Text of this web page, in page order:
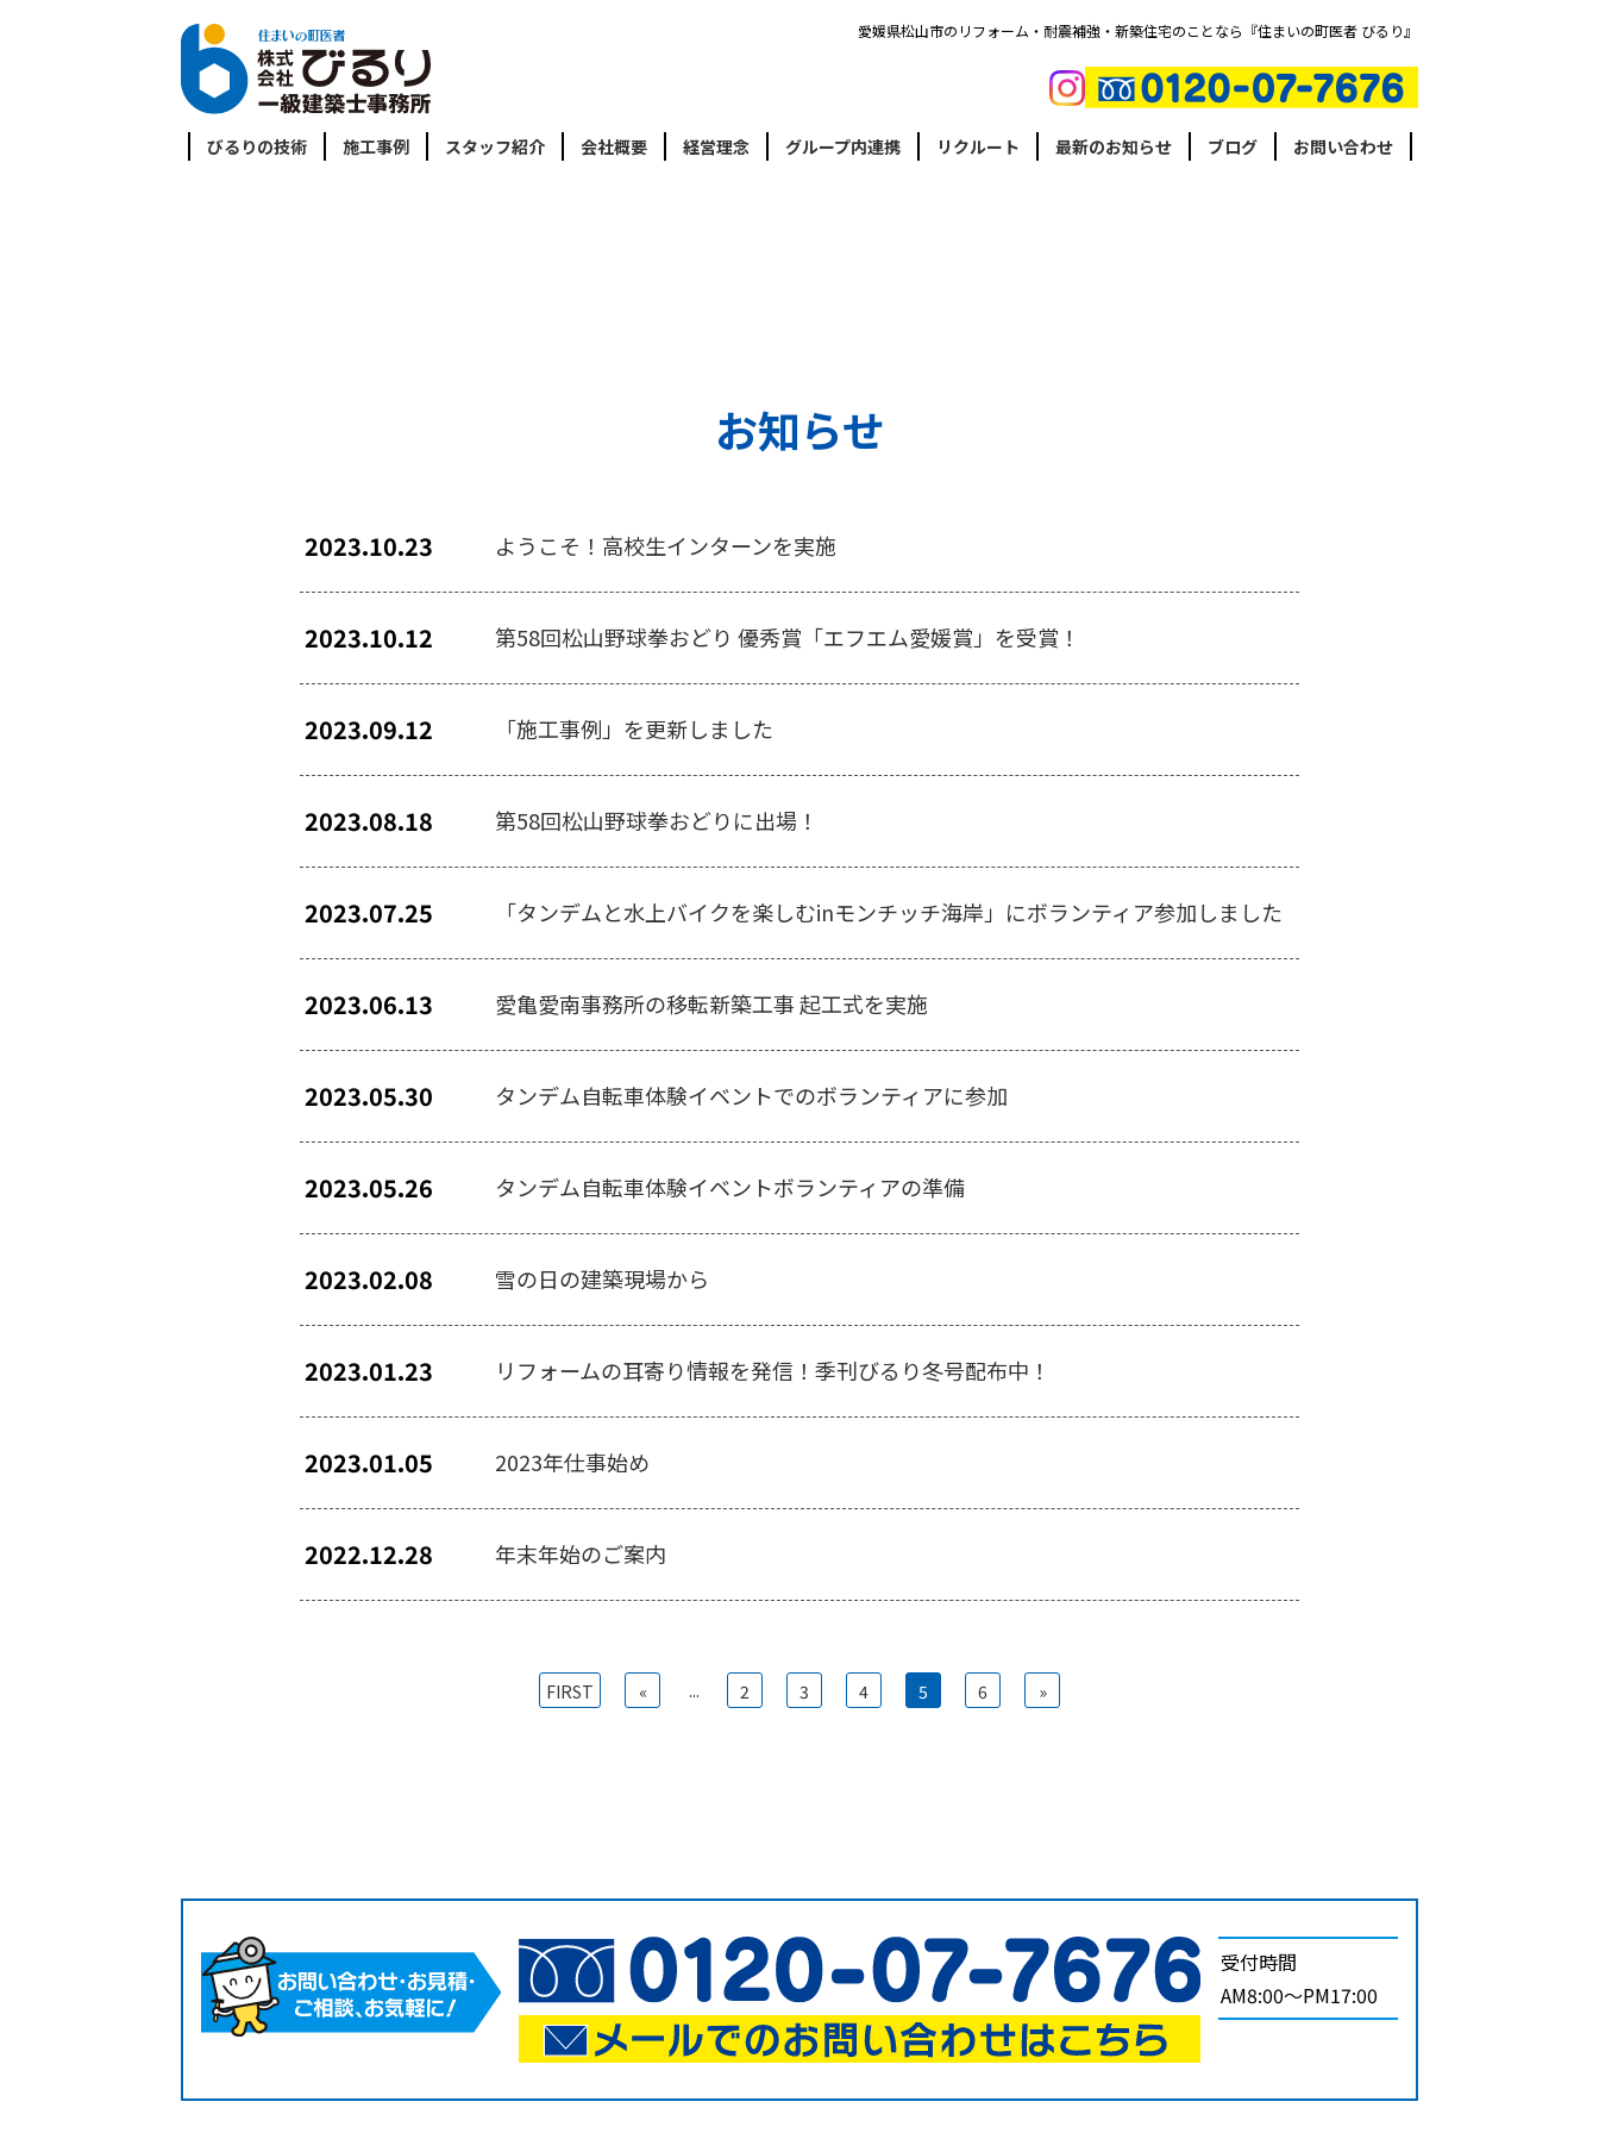
愛媛県松山市のリフォーム・耐震補強・新築住宅のことなら『住まいの町医者 びるり』
びるりの技術 施工事例 スタッフ紹介 会社概要 経営理念 グループ内連携 リクルート 最新のお知らせ ブログ お問い合わせ
お知らせ
2023.10.23 ようこそ！高校生インターンを実施
2023.10.12 第58回松山野球拳おどり 優秀賞「エフエム愛媛賞」を受賞！
2023.09.12 「施工事例」を更新しました
2023.08.18 第58回松山野球拳おどりに出場！
2023.07.25 「タンデムと水上バイクを楽しむinモンチッチ海岸」にボランティア参加しました
2023.06.13 愛亀愛南事務所の移転新築工事 起工式を実施
2023.05.30 タンデム自転車体験イベントでのボランティアに参加
2023.05.26 タンデム自転車体験イベントボランティアの準備
2023.02.08 雪の日の建築現場から
2023.01.23 リフォームの耳寄り情報を発信！季刊びるり冬号配布中！
2023.01.05 2023年仕事始め
2022.12.28 年末年始のご案内
FIRST « ... 2 3 4 5 6 »
受付時間
AM8:00～PM17:00